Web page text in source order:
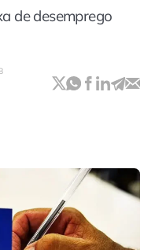
de desemprego